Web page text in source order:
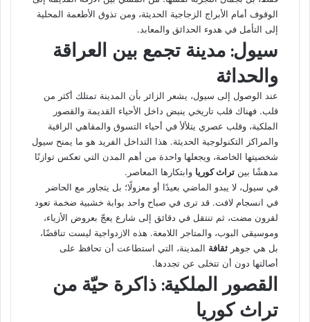
الوقوف أمام الأبراج الزجاجية الحديثة، ومن تذوق الأطعمة المحلية
إلى التأمل في هدوء الحدائق والمعابد.
سيول: مدينة تجمع بين العراقة
والحداثة
عند الوصول إلى سيول، يشعر الزائر بأن المدينة تمتلك أكثر من
قلب. فهناك قلب تاريخي ينبض داخل الأحياء القديمة والقصور
الملكية، وقلب عصري يتلألأ في أحياء التسوق والمقاهي الراقية
والمراكز التكنولوجية الحديثة. هذا التداخل الفريد هو ما يمنح سيول
شخصيتها الخاصة، ويجعلها واحدة من أهم المدن التي تعكس توازنًا
مدهشًا بين تراث كوريا وابتكارها المعاصر.
في سيول، لا يبدو الماضي بعيدًا أو معزولًا؛ بل يتجاور مع الحاضر
في انسجام لافت. قد ترى في صباح واحد بوابة خشبية ضخمة تعود
لقرون مضت، ثم تنتقل في دقائق إلى شارع يعجّ بعروض الأزياء،
وموسيقى البوب، والمتاجر اللامعة. هذه الازدواجية ليست تناقضًا،
بل هي جوهر ثقافة المدينة، التي استطاعت أن تحافظ على
أصالتها دون أن تتخلى عن تجددها.
القصور الملكية: ذاكرة حيّة من
تراث كوريا